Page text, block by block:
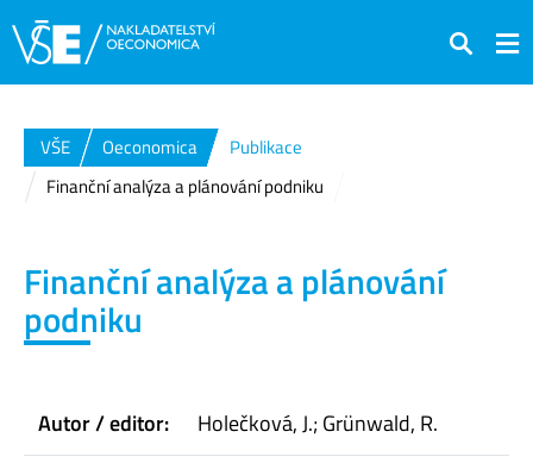
Hledat
VŠE Oeconomica
Publikace
Finanční analýza a plánování podniku
Finanční analýza a plánování
podniku
Autor / editor:
Holečková, J.; Grünwald, R.